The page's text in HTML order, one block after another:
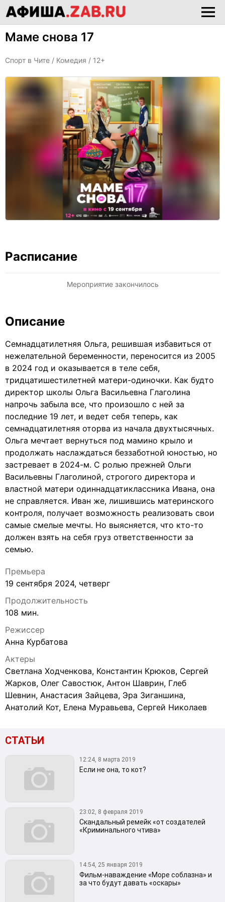
Маме снова 17
Спорт в Чите / Комедия / 12+
Расписание
Мероприятие закончилось
Описание
Семнадцатилетняя Ольга, решившая избавиться от
нежелательной беременности, переносится из 2005
в 2024 год и оказывается в теле себя,
тридцатишестилетней матери-одиночки. Как будто
директор школы Ольга Васильевна Глаголина
напрочь забыла все, что произошло с ней за
последние 19 лет, и ведет себя теперь, как
семнадцатилетняя оторва из начала двухтысячных.
Ольга мечтает вернуться под мамино крыло и
продолжать наслаждаться беззаботной юностью, но
застревает в 2024-м. С ролью прежней Ольги
Васильевны Глаголиной, строгого директора и
властной матери одиннадцатиклассника Ивана, она
не справляется. Иван же, лишившись материнского
контроля, получает возможность реализовать свои
самые смелые мечты. Но выясняется, что кто-то
должен взять на себя груз ответственности за
семью.
Премьера
19 сентября 2024, четверг
Продолжительность
108 мин.
Режиссер
Анна Курбатова
Актеры
Светлана Ходченкова, Константин Крюков, Сергей
Жарков, Олег Савостюк, Антон Шаврин, Глеб
Шевнин, Анастасия Зайцева, Эра Зиганшина,
Анатолий Кот, Елена Муравьева, Сергей Николаев
СТАТЬИ
12:24, 8 марта 2019
Если не она, то кот?
23:02, 8 февраля 2019
Скандальный ремейк «от создателей
«Криминального чтива»
14:54, 25 января 2019
Фильм-наваждение «Море соблазна» и
за что будут давать «оскары»